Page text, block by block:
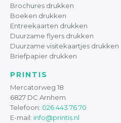
Brochures drukken
Boeken drukken
Entreekaarten drukken
Duurzame flyers drukken
Duurzame visitekaartjes drukken
Briefpapier drukken
PRINTIS
Mercatorweg 18
6827 DC Arnhem
Telefoon: 026 443 76 70
E-mail: info@printis.nl